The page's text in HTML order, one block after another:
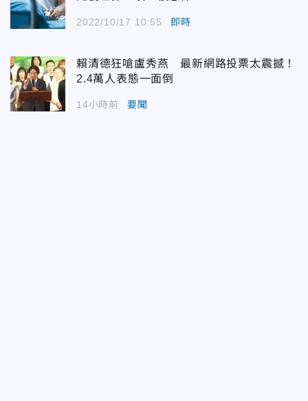
2022/10/17 10:55 即時
賴清德狂嗆盧秀燕 最新網路投票太震撼！
2.4萬人表態一面倒
14小時前 要聞